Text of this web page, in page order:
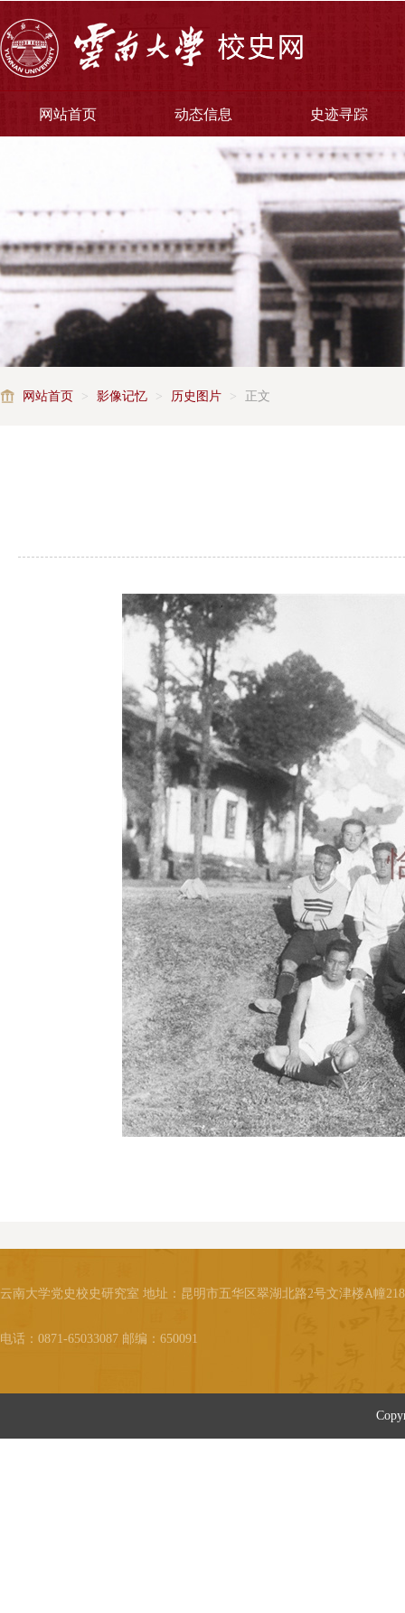
网站首页 动态信息 史迹寻踪
网站首页 > 影像记忆 > 历史图片 > 正文
云南大学党史校史研究室 地址：昆明市五华区翠湖北路2号文津楼A幢
电话：0871-65033087 邮编：650091